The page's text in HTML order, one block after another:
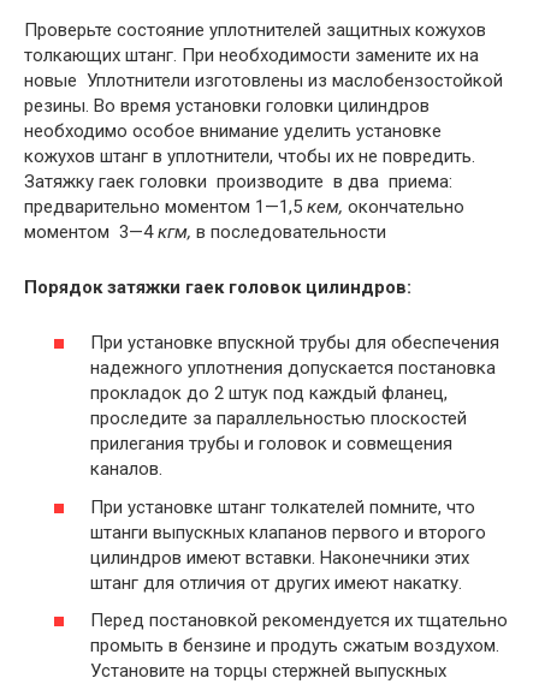
Проверьте состояние уплотнителей защитных кожухов
толкающих штанг. При необходимости замените их на
новые Уплотнители изготовлены из маслобензостойкой
резины. Во время установки головки цилиндров
необходимо особое внимание уделить установке
кожухов штанг в уплотнители, чтобы их не повредить.
Затяжку гаек головки производите в два приема:
предварительно моментом 1—1,5 кем, окончательно
моментом 3—4кгм, в последовательности
Порядок затяжки гаек головок цилиндров:
При установке впускной трубы для обеспечения
надежного уплотнения допускается постановка
прокладок до 2 штук под каждый фланец,
проследите за параллельностью плоскостей
прилегания трубы и головок и совмещения
каналов.
При установке штанг толкателей помните, что
штанги выпускных клапанов первого и второго
цилиндров имеют вставки. Наконечники этих
штанг для отличия от других имеют накатку.
Перед постановкой рекомендуется их тщательно
промыть в бензине и продуть сжатым воздухом.
Установите на торцы стержней выпускных